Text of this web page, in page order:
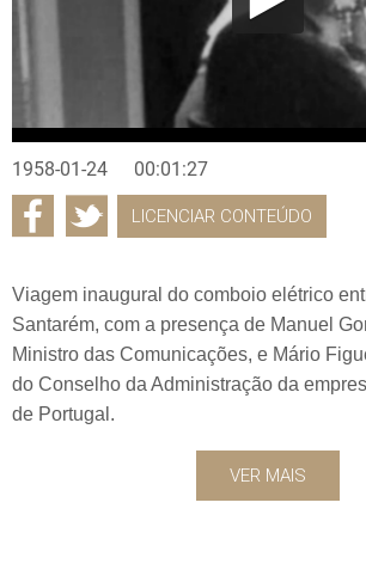
1958-01-24 00:01:27
LICENCIAR CONTEÚDO
Viagem inaugural do comboio elétrico
Santarém, com a presença de Manuel
Ministro das Comunicações, e Mário
do Conselho da Administração da
de Portugal.
VER MAIS